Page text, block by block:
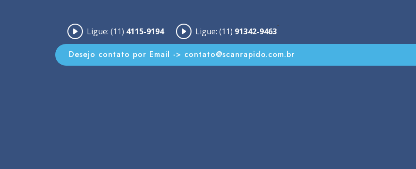
Ligue: (11) 4115-9194 Ligue: (11) 91342-9463
-
Desejo contato por Email -> contato@scanrapido.com.br